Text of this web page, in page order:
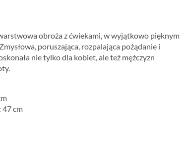
obroża z ćwiekami, w wyjątkowo pięknym
poruszająca, rozpalająca pożądanie i
nie tylko dla kobiet, ale też mężczyzn
47 cm